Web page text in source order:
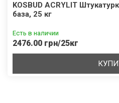
KOSBUD ACRYLIT
база, 25 кг
Есть в наличии
2476.00 грн/25кг